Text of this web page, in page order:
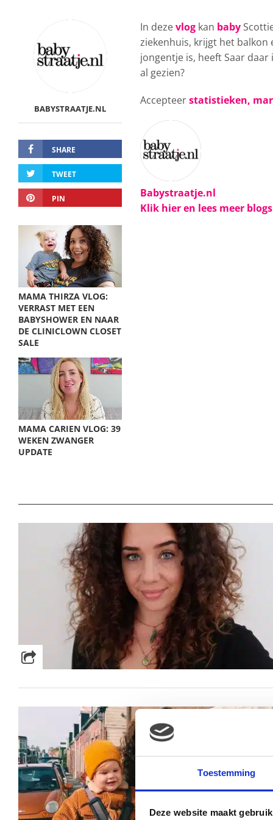
Toestemming
Deze website maakt
BABYSTRAATJE.NL
SHARE
TWEET
PIN
MAMA THIRZA VLOG:
VERRAST MET EEN
BABYSHOWER EN NAAR
DE CLINICLOWN CLOSET
SALE
MAMA CARIEN VLOG: 39
WEKEN ZWANGER
UPDATE
In dezevlog kan baby
ziekenhuis, krijgt het balkon
jongentje is, heeft Saar
al gezien?
Accepteerstatistieken,
Babystraatje.nl
Klik hier en lees meer